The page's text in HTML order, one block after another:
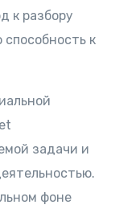
к разбору
к
задачи и
фоне